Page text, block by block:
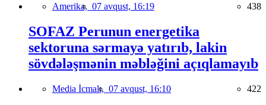
Amerika, 07 avqust, 16:19 438
SOFAZ Perunun energetika
sektoruna sərmayə yatırıb, lakin
sövdələşmənin məbləğini açıqlamayıb
Media İcmalı, 07 avqust, 16:10 422